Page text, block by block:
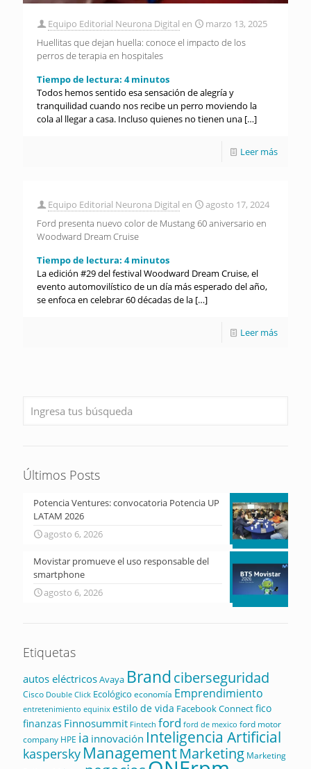
Equipo Editorial Neurona Digital en
marzo 13, 2025
Huellitas que dejan huella: conoce el impacto de los
perros de terapia en hospitales
Tiempo de lectura: 4 minutos
Todos hemos sentido esa sensación de alegría y
tranquilidad cuando nos recibe un perro moviendo la
cola al llegar a casa. Incluso quienes no tienen una […]
Leer más
Equipo Editorial Neurona Digital en
agosto 17, 2024
Ford presenta nuevo color de Mustang 60 aniversario en
Woodward Dream Cruise
Tiempo de lectura: 4 minutos
La edición #29 del festival Woodward Dream Cruise, el
evento automovilístico de un día más esperado del año,
se enfoca en celebrar 60 décadas de la […]
Leer más
Últimos Posts
Potencia Ventures: convocatoria Potencia UP
LATAM 2026
agosto 6, 2026
Movistar promueve el uso responsable del
smartphone
agosto 6, 2026
Etiquetas
autos eléctricosAvaya Brandciberseguridad
Cisco Double Click Ecológico economía Emprendimiento
entretenimiento equinix estilo de vida Facebook Connectfico
finanzas Finnosummit Fintech ford ford de mexico ford motor
company HPE ia innovación Inteligencia Artificial
kaspersky ManagementMarketing Marketing